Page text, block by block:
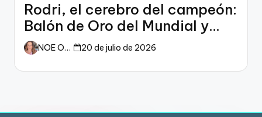
Rodri, el cerebro del campeón:
Balón de Oro del Mundial y
dueño del fútbol
NOE ORTIZ 20 de julio de 2026